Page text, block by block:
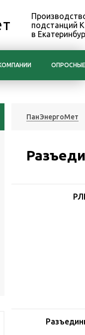
подстанций
в
ПанЭнергоМет